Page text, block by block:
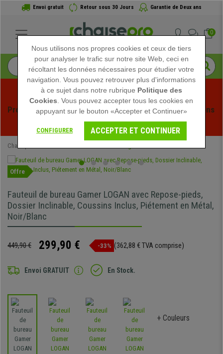
Envoi gratuit Retour sous 30 Jours Garantie de Deux ans
0
Profitez des soldes d'été chez Chaisepro ! Des réductions
exclusives pour une durée limitée - Voir l'offre
Chaisepro
Offre
Fauteuil de bureau Gamer LOGAN avec Repose-pieds,
Dossier Inclinable, Coussins Inclus, Piétement en Métal,
Noir/Blanc
449,90 € 299,90 € -33% (362,88 € TVA comprise)
Envoi GRATUIT En Stock.
+ Couleurs
Nous utilisons nos propres cookies et ceux de tiers
pour analyser le trafic sur notre site Web, ceci en
récoltant les données nécessaires pour étudier votre
navigation. Vous pouvez retrouver plus d'informations
à ce sujet dans notre rubrique Politique des
Cookies . Vous pouvez accepter tous les cookies en
appuyant sur le bouton «Accepter et Continuer»
CONFIGURER ACCEPTER ET CONTINUER